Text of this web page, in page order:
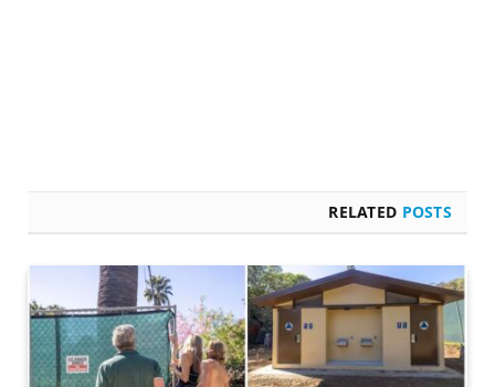
RELATED POSTS